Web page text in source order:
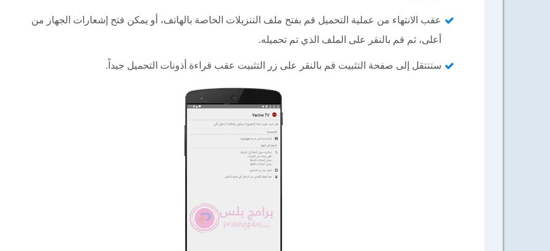
عقب الانتهاء من عملية التحميل قم بفتح ملف التنزيلات الخاصة بالهاتف، أو يمكن فتح إشعارات الجهاز من
أعلى، ثم قم بالنقر على الملف الذي تم تحميله.
ستنتقل إلى صفحة التثبيت قم بالنقر على زر التثبيت عقب قراءة أذونات التحميل جيداً.